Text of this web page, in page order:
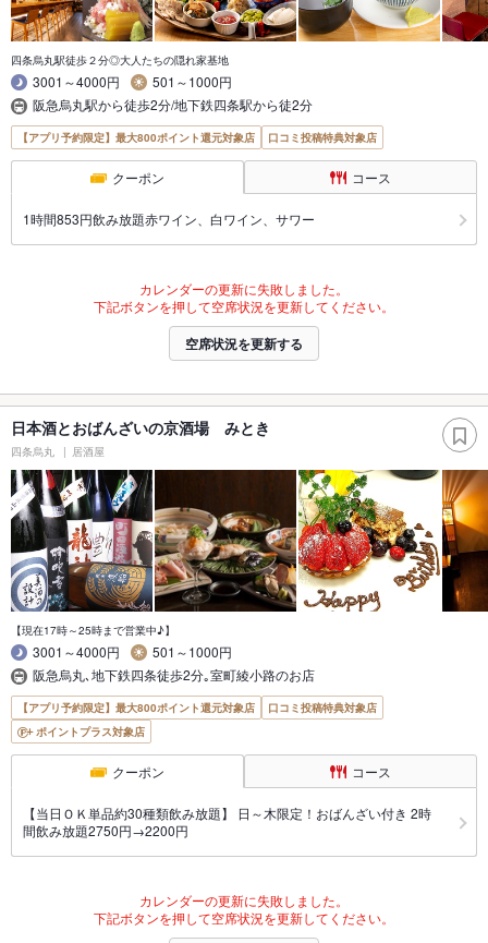
四条烏丸駅徒歩２分◎大人たちの隠れ家基地
3001～4000円
501～1000円
阪急烏丸駅から徒歩2分/地下鉄四条駅から徒2分
【アプリ予約限定】最大800ポイント還元対象店 口コミ投稿特典対象店
クーポン コース
1時間853円飲み放題赤ワイン、白ワイン、サワー
カレンダーの更新に失敗しました。
下記ボタンを押して空席状況を更新してください。
空席状況を更新する
日本酒とおばんざいの京酒場 みとき
四条烏丸 居酒屋
【現在17時～25時まで営業中♪】
3001～4000円
501～1000円
阪急烏丸､地下鉄四条徒歩2分｡室町綾小路のお店
【アプリ予約限定】最大800ポイント還元対象店
口コミ投稿特典対象店
ポイントプラス対象店
クーポン コース
【当日ＯＫ単品約30種類飲み放題】 日～木限定！おばんざい付き 2時
間飲み放題2750円→2200円
カレンダーの更新に失敗しました。
下記ボタンを押して空席状況を更新してください。